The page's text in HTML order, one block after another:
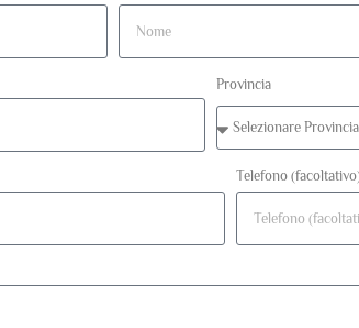
Provincia
Telefono